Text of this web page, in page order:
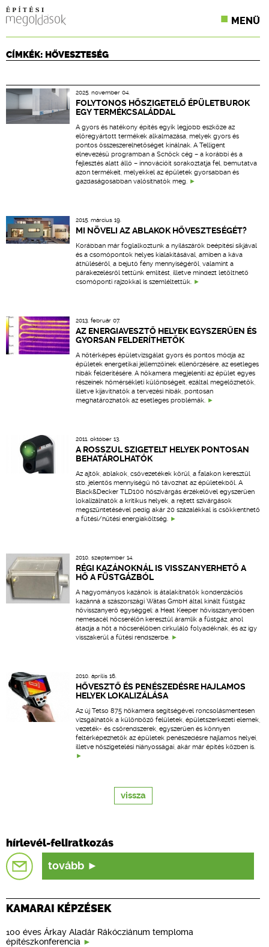
MENÜ
KONFERENCIÁK
CPR TERMÉKKIÍRÁS
ÉPÍTÉSI JOG
ONLINE KÉPZÉSEK
TERVEZÉSI SEGÉDLETEK
CÍMKÉK: HŐVESZTESÉG
2025. november 04.
FOLYTONOS HŐSZIGETELŐ ÉPÜLETBUROK
EGY TERMÉKCSALÁDDAL
A gyors és hatékony építés egyik legjobb eszköze az
előregyártott termékek alkalmazása, melyek gyors és
pontos összeszerelhetőséget kínálnak. A Telligent
elnevezésű programban a Schöck cég – a korábbi és a
fejlesztés alatt álló – innovációit sorakoztatja fel, bemutatva
azon termékeit, melyekkel az épületek gyorsabban és
gazdaságosabban valósíthatók meg.
2015. március 19.
MI NÖVELI AZ ABLAKOK HŐVESZTESÉGÉT?
Korábban már foglalkoztunk a nyílászárók beépítési síkjával
és a csomópontok helyes kialakításával, amiben a káva
áthűléséről, a bejutó fény mennyiségéről, valamint a
párakezelésről tettünk említést, illetve mindezt letölthető
csomóponti rajzokkal is szemléltettük.
2013. február 07.
AZ ENERGIAVESZTŐ HELYEK EGYSZERŰEN ÉS
GYORSAN FELDERÍTHETŐK
A hőtérképes épületvizsgálat gyors és pontos módja az
épületek energetikai jellemzőinek ellenőrzésére, az esetleges
hibák felderítésére. A hőkamera megjeleníti az épület egyes
részeinek hőmérsékleti különbségeit, ezáltal megelőzhetők,
illetve kijavíthatók a tervezési hibák, pontosan
meghatározhatók az esetleges problémák.
2011. október 13.
A ROSSZUL SZIGETELT HELYEK PONTOSAN
BEHATÁROLHATÓK
Az ajtók, ablakok, csővezetékek körül, a falakon keresztül
stb. jelentős mennyiségű hő távozhat az épületekből. A
Black&Decker TLD100 hőszivárgás érzékelővel egyszerűen
lokalizálhatók a kritikus helyek, a rejtett szivárgások
megszüntetésével pedig akár 20 százalékkal is csökkenthető
a fűtési/hűtési energiaköltség.
2010. szeptember 14.
RÉGI KAZÁNOKNÁL IS VISSZANYERHETŐ A
HŐ A FÜSTGÁZBÓL
A hagyományos kazánok is átalakíthatók kondenzációs
kazánná a szászországi Wätas GmbH által kínált füstgáz
hővisszanyerő egységgel: a Heat Keeper hővisszanyerőben
nemesacél hőcserélőn keresztül áramlik a füstgáz, ahol
átadja a hőt a hőcserélőben cirkuláló folyadéknak, és az így
visszakerül a fűtési rendszerbe.
2010. április 16.
HŐVESZTŐ ÉS PENÉSZEDÉSRE HAJLAMOS
HELYEK LOKALIZÁLÁSA
Az új Tetso 875 hőkamera segítségével roncsolásmentesen
vizsgálhatók a különböző felületek, épületszerkezeti elemek,
vezeték- és csőrendszerek, egyszerűen és könnyen
feltérképezhetők az épületek penészedésre hajlamos helyei,
illetve hőszigetelési hiányosságai, akár már építés közben is.
vissza
hírlevél-feliratkozás
tovább
KAMARAI KÉPZÉSEK
100 éves Árkay Aladár Rákócziánum temploma
építészkonferencia